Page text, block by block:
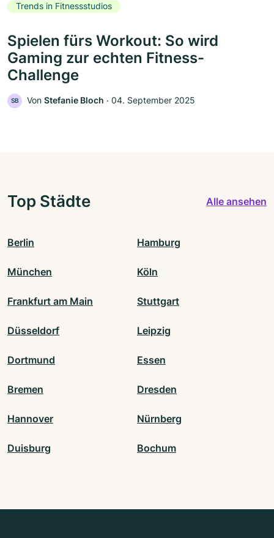
Trends in Fitnessstudios
Spielen fürs Workout: So wird
Gaming zur echten Fitness-
Challenge
SB Von Stefanie Bloch ‧ 04. September 2025
Top Städte Alle ansehen
Berlin Hamburg
München Köln
Frankfurt am Main Stuttgart
Düsseldorf Leipzig
Dortmund Essen
Bremen Dresden
Hannover Nürnberg
Duisburg Bochum